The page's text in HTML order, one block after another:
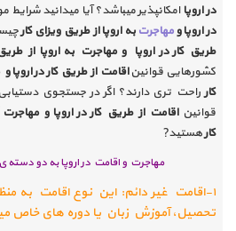
در اروپا امکان­پذیر می­باشد؟ آیا می­دانید شرایط
در اروپا ومهاجرت به اروپا از طریق ویزای کار
طریق کار در اروپا و مهاجرت به اروپا از
کشور­هایی قوانیناقامت از طریق کار در اروپا و
کار راحت تری دارند؟ اگر در جستجوی
قوانین اقامت از طریق کار در اروپا و مهاجرت
کارهستید?
مهاجرت و اقامت در اروپا به دو
۱-اقامت غیر دائم: این نوع اقامت به
تحصیل، آموزش زبان یا دوره­ های خاص